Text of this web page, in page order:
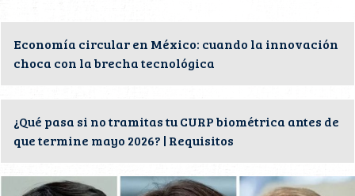
Economía circular en México: cuando la innovación
choca con la brecha tecnológica
¿Qué pasa si no tramitas tu CURP biométrica antes de
que termine mayo 2026? | Requisitos